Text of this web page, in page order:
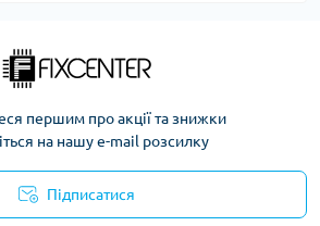
першим про акції та знижки
на нашу e-mail розсилку
Підписатися